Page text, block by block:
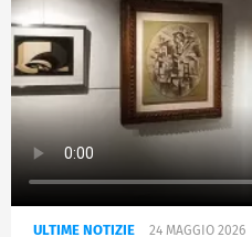
ULTIME NOTIZIE 24 MAGGIO 2026